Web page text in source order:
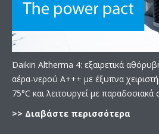
Daikin Altherma 4: εξαιρετικά
αέρα-νερού A+++ με έξυπνα
75°C και λειτουργεί με παραδοσιακά
>> Διαβάστε περισσότερα